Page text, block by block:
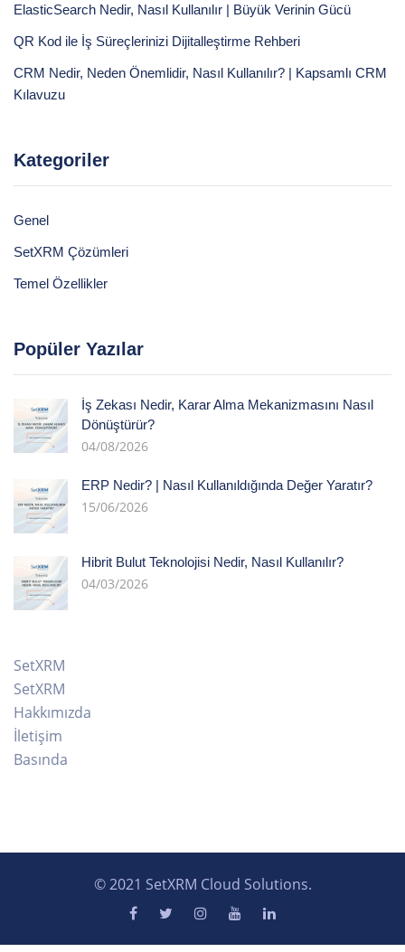
ElasticSearch Nedir, Nasıl Kullanılır | Büyük Verinin Gücü
QR Kod ile İş Süreçlerinizi Dijitalleştirme Rehberi
CRM Nedir, Neden Önemlidir, Nasıl Kullanılır? | Kapsamlı CRM
Kılavuzu
Kategoriler
Genel
SetXRM Çözümleri
Temel Özellikler
Popüler Yazılar
İş Zekası Nedir, Karar Alma Mekanizmasını Nasıl
Dönüştürür?
04/08/2026
ERP Nedir? | Nasıl Kullanıldığında Değer Yaratır?
15/06/2026
Hibrit Bulut Teknolojisi Nedir, Nasıl Kullanılır?
04/03/2026
SetXRM
SetXRM
Hakkımızda
İletişim
Basında
© 2021 SetXRM Cloud Solutions.